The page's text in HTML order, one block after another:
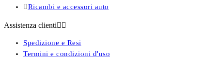
Ricambi e accessori auto
Assistenza clienti 
Spedizione e Resi
Termini e condizioni d'uso